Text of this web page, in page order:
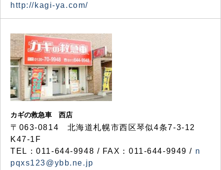
http://kagi-ya.com/
カギの救急車 西店
〒063-0814 北海道札幌市西区琴似4条7-3-12
K47-1F
TEL：011-644-9948 / FAX：011-644-9949 / n
pqxs123@ybb.ne.jp